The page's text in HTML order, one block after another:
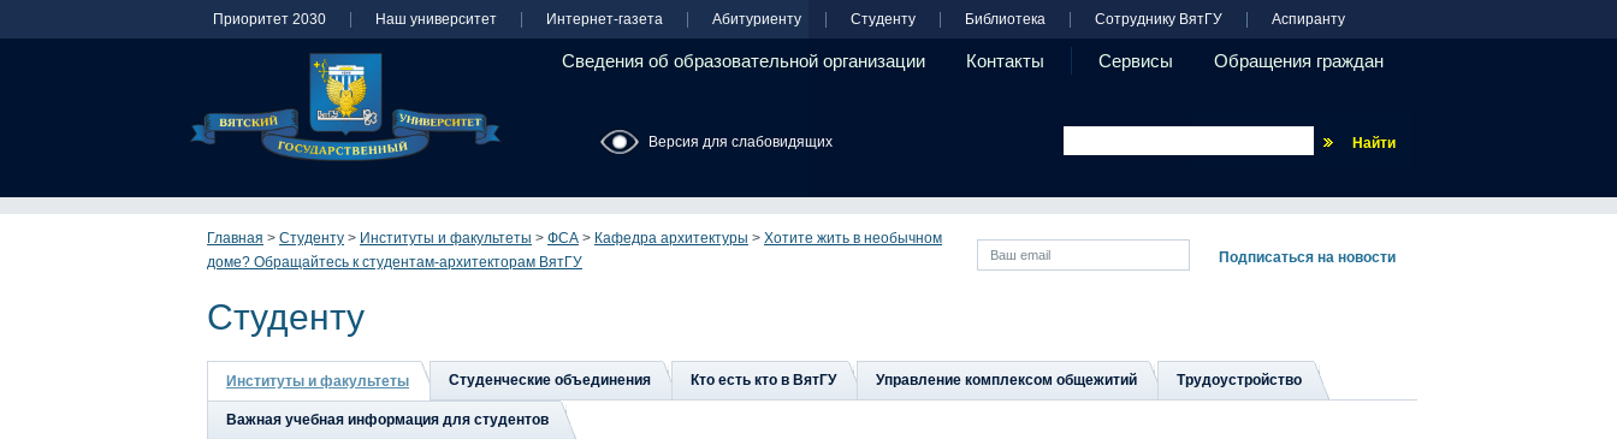
Приоритет 2030 Наш университет Интернет-газета Абитуриенту Студенту Библиотека Сотруднику ВятГУ Аспиранту
Сведения об образовательной организации Контакты Сервисы Обращения граждан
Версия для слабовидящих
Главная > Студенту > Институты и факультеты > ФСА > Кафедра архитектуры > Хотите жить в необычном
доме? Обращайтесь к студентам-архитекторам ВятГУ
Студенту
Институты и факультеты Студенческие объединения Кто есть кто в ВятГУ Управление комплексом общежитий Трудоустройство
Важная учебная информация для студентов